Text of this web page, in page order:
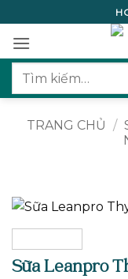
qua
nội
dung
Tìm
TRANG CHỦ /
Sữa Leanpro